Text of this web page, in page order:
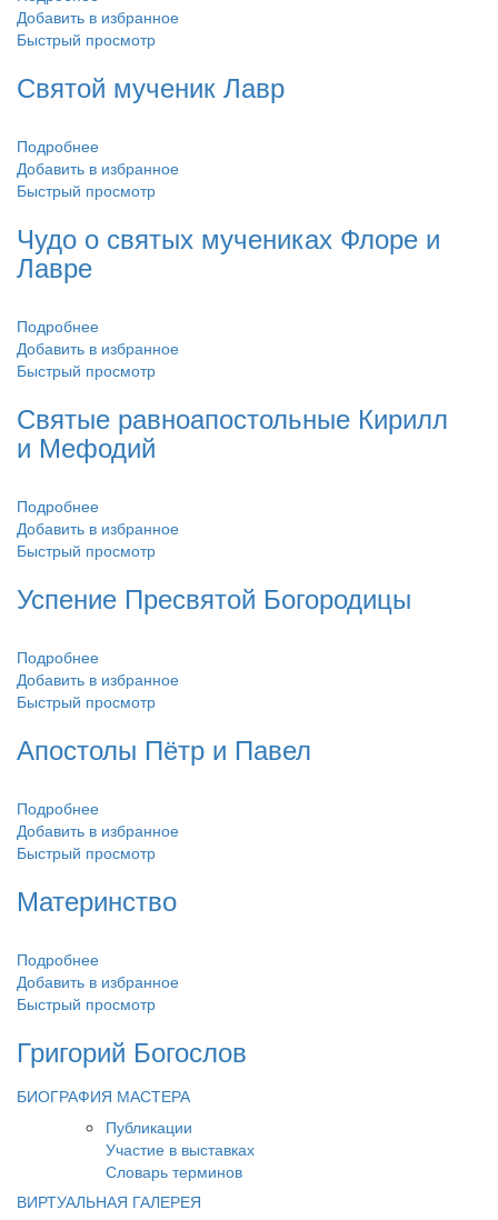
Добавить в избранное
Быстрый просмотр
Святой мученик Лавр
Подробнее
Добавить в избранное
Быстрый просмотр
Чудо о святых мучениках Флоре и
Лавре
Подробнее
Добавить в избранное
Быстрый просмотр
Святые равноапостольные Кирилл
и Мефодий
Подробнее
Добавить в избранное
Быстрый просмотр
Успение Пресвятой Богородицы
Подробнее
Добавить в избранное
Быстрый просмотр
Апостолы Пётр и Павел
Подробнее
Добавить в избранное
Быстрый просмотр
Материнство
Подробнее
Добавить в избранное
Быстрый просмотр
Григорий Богослов
БИОГРАФИЯ МАСТЕРА
Публикации
Участие в выставках
Словарь терминов
ВИРТУАЛЬНАЯ ГАЛЕРЕЯ